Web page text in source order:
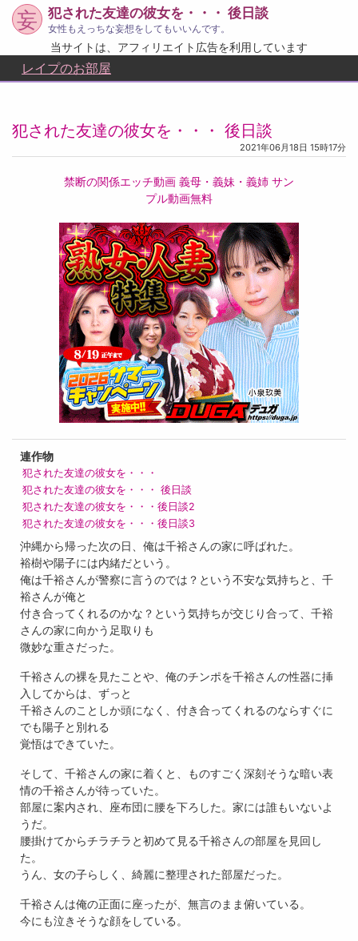
妄 犯された友達の彼女を・・・ 後日談
女性もえっちな妄想をしてもいいんです。
当サイトは、アフィリエイト広告を利用しています
レイプのお部屋
犯された友達の彼女を・・・ 後日談
2021年06月18日 15時17分
禁断の関係エッチ動画 義母・義妹・義姉 サン
プル動画無料
連作物
犯された友達の彼女を・・・
犯された友達の彼女を・・・ 後日談
犯された友達の彼女を・・・後日談2
犯された友達の彼女を・・・後日談3
沖縄から帰った次の日、俺は千裕さんの家に呼ばれた。
裕樹や陽子には内緒だという。
俺は千裕さんが警察に言うのでは？という不安な気持ちと、千
裕さんが俺と
付き合ってくれるのかな？という気持ちが交じり合って、千裕
さんの家に向かう足取りも
微妙な重さだった。
千裕さんの裸を見たことや、俺のチンポを千裕さんの性器に挿
入してからは、ずっと
千裕さんのことしか頭になく、付き合ってくれるのならすぐに
でも陽子と別れる
覚悟はできていた。
そして、千裕さんの家に着くと、ものすごく深刻そうな暗い表
情の千裕さんが待っていた。
部屋に案内され、座布団に腰を下ろした。家には誰もいないよ
うだ。
腰掛けてからチラチラと初めて見る千裕さんの部屋を見回し
た。
うん、女の子らしく、綺麗に整理された部屋だった。
千裕さんは俺の正面に座ったが、無言のまま俯いている。
今にも泣きそうな顔をしている。